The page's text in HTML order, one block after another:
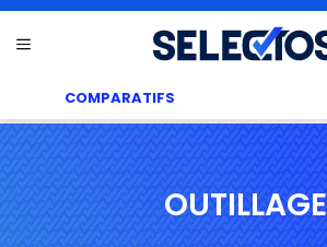
au Menu
COMPARATIFS
OUTILLAGE